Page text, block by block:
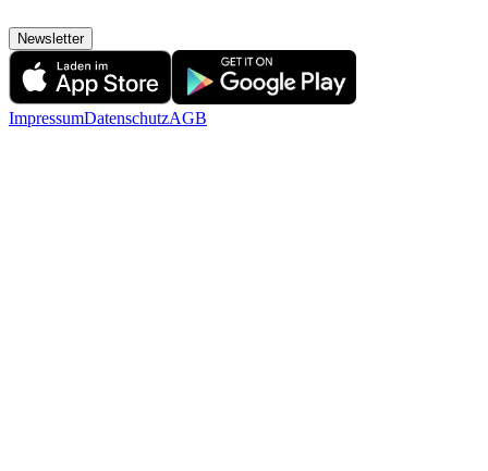
Newsletter
ImpressumDatenschutzAGB